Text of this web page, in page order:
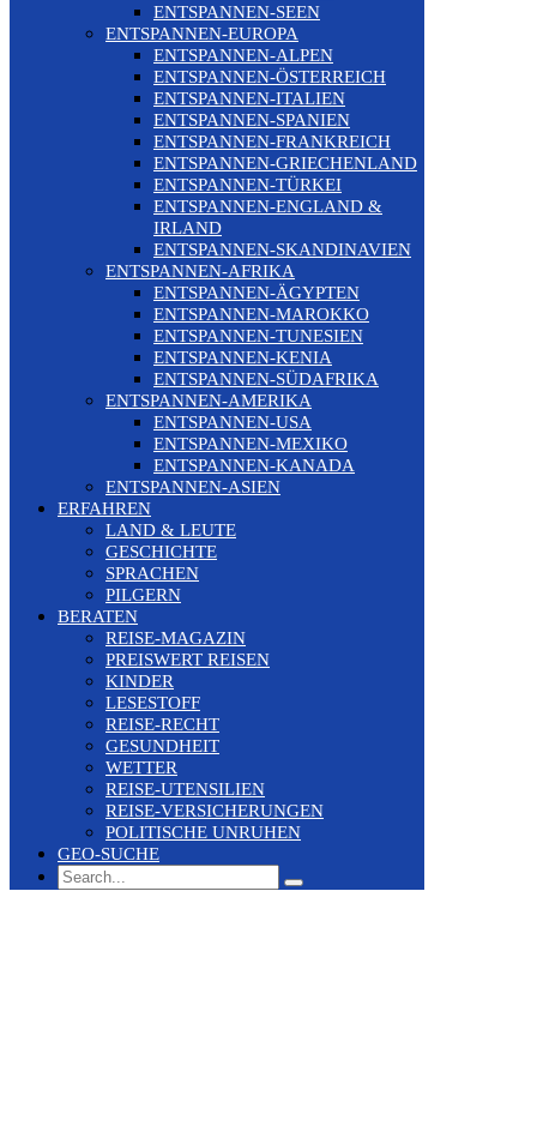
ENTSPANNEN-SEEN
ENTSPANNEN-EUROPA
ENTSPANNEN-ALPEN
ENTSPANNEN-ÖSTERREICH
ENTSPANNEN-ITALIEN
ENTSPANNEN-SPANIEN
ENTSPANNEN-FRANKREICH
ENTSPANNEN-GRIECHENLAND
ENTSPANNEN-TÜRKEI
ENTSPANNEN-ENGLAND &
IRLAND
ENTSPANNEN-SKANDINAVIEN
ENTSPANNEN-AFRIKA
ENTSPANNEN-ÄGYPTEN
ENTSPANNEN-MAROKKO
ENTSPANNEN-TUNESIEN
ENTSPANNEN-KENIA
ENTSPANNEN-SÜDAFRIKA
ENTSPANNEN-AMERIKA
ENTSPANNEN-USA
ENTSPANNEN-MEXIKO
ENTSPANNEN-KANADA
ENTSPANNEN-ASIEN
ERFAHREN
LAND & LEUTE
GESCHICHTE
SPRACHEN
PILGERN
BERATEN
REISE-MAGAZIN
PREISWERT REISEN
KINDER
LESESTOFF
REISE-RECHT
GESUNDHEIT
WETTER
REISE-UTENSILIEN
REISE-VERSICHERUNGEN
POLITISCHE UNRUHEN
GEO-SUCHE
Search